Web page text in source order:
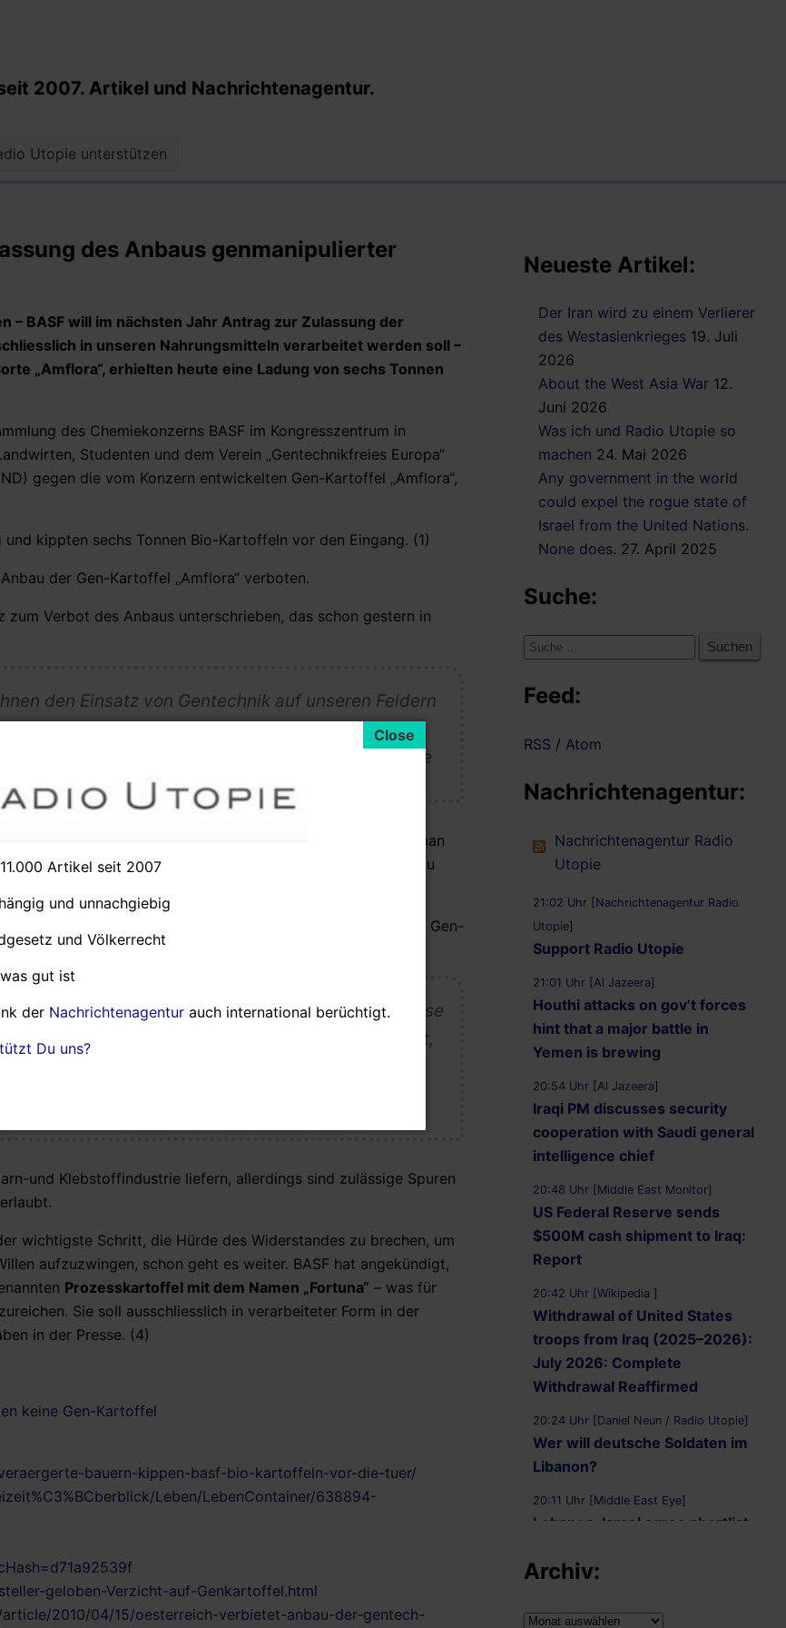
2007. Artikel und Nachrichtenagentur.
Utopie unterstützen
des Anbaus genmanipulierter
BASF will im nächsten Jahr Antrag zur Zulassung der
in unseren Nahrungsmitteln verarbeitet werden soll –
„Amflora“, erhielten heute eine Ladung von sechs Tonnen
des Chemiekonzerns BASF im Kongresszentrum in
Studenten und dem Verein „Gentechnikfreies Europa“
gegen die vom Konzern entwickelten Gen-Kartoffel „Amflora“,
kippten sechs Tonnen Bio-Kartoffeln vor den Eingang. (1)
der Gen-Kartoffel „Amflora“ verboten.
Verbot des Anbaus unterschrieben, das schon gestern in
den Einsatz von Gentechnik auf unseren Feldern
beim Anbau von GVO-Saatgut
von der Europäischen Kommission nicht in die Knie
dem bundesweiten Importverbot für GVO-Saatgut habe man
eine doppelte Sicherheit geschaffen, die einen GVO-Anbau
Kommission zu verklagen, da die Anbauzulassung für die Gen-
Expertin von Greenpeace, Stephanie Töwe sagte
der Amflora erkannt und die Notbremse
die Amflora ist nicht nur dort ein Risiko für Umwelt,
Die Erklärung von
der Amflora sei im Koalitionsvertrag
und Klebstoffindustrie liefern, allerdings sind zulässige Spuren
wichtigste Schritt, die Hürde des Widerstandes zu brechen, um
aufzuzwingen, schon geht es weiter. BASF hat angekündigt,
Prozesskartoffel mit dem Namen „Fortuna“ – was für
Sie soll ausschliesslich in verarbeiteter Form in der
in der Presse. (4)
keine Gen-Kartoffel
bauern-kippen-basf-bio-kartoffeln-vor-die-tuer/
Leben/LebenContainer/638894-
geloben-Verzicht-auf-Genkartoffel.html
2010/04/15/oesterreich-verbietet-anbau-der-gentech-
Neueste Artikel:
Der Iran wird zu einem Verlierer
des Westasienkrieges 19. Juli
2026
About the West Asia War 12.
Juni 2026
Was ich und Radio Utopie so
machen 24. Mai 2026
Any government in the world
could expel the rogue state of
Israel from the United Nations.
None does. 27. April 2025
Suche:
Suche
Feed:
RSS / Atom
Nachrichtenagentur:
Nachrichtenagentur Radio
Utopie
21:02 Uhr [Nachrichtenagentur Radio
Utopie]
Support Radio Utopie
21:01 Uhr [Al Jazeera]
Houthi attacks on gov’t forces
hint that a major battle in
Yemen is brewing
20:54 Uhr [Al Jazeera]
Iraqi PM discusses security
cooperation with Saudi general
intelligence chief
20:48 Uhr [Middle East Monitor]
US Federal Reserve sends
$500M cash shipment to Iraq:
Report
20:42 Uhr [Wikipedia ]
Withdrawal of United States
troops from Iraq (2025–2026):
July 2026: Complete
Withdrawal Reaffirmed
20:24 Uhr [Daniel Neun / Radio Utopie]
Wer will deutsche Soldaten im
Libanon?
20:11 Uhr [Middle East Eye]
Lebanon, Israel agree shortlist
troops to verify Hezbollah
Archiv:
Archiv:
Artikel seit 2007
und unnachgiebig
und Völkerrecht
gut ist
der Nachrichtenagentur auch international berüchtigt.
Du uns?